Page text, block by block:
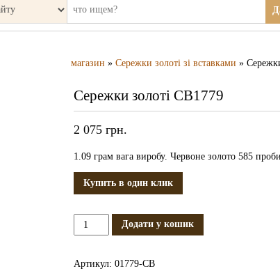
магазин » Сережки золоті зі вставками »
Сережки золоті СВ1779
2 075 грн.
1.09 грам вага виробу. Червоне золото 585
Купить в один клик
Сережки
золоті
Додати у кошик
Артикул: 01779-СВ